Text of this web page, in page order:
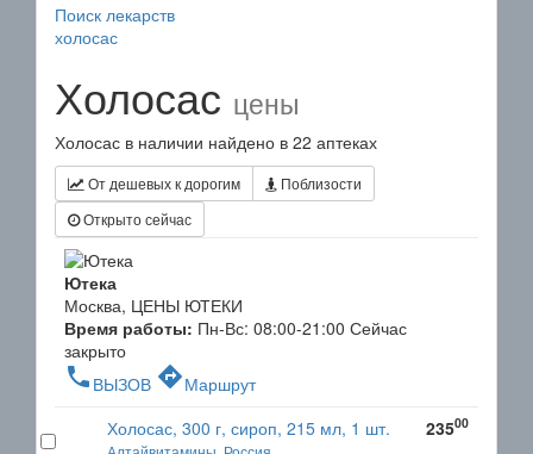
Поиск лекарств
холосас
Холосас цены
Холосас в наличии найдено в 22 аптеках
От дешевых к дорогим
Поблизости
Открыто сейчас
Ютека
Москва, ЦЕНЫ ЮТЕКИ
Время работы: Пн-Вс: 08:00-21:00 Сейчас
закрыто
phone ВЫЗОВ directionsМаршрут
Холосас, 300 г, сироп, 215 мл, 1 шт.
23500